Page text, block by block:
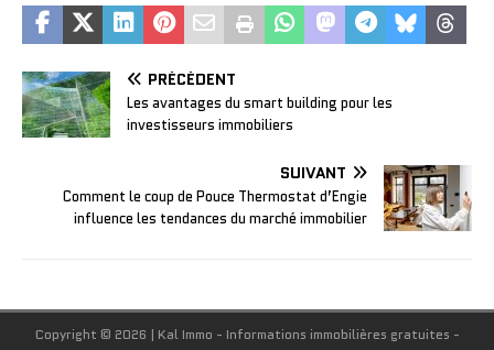
PRÉCÉDENT
Les avantages du smart building pour les
investisseurs immobiliers
SUIVANT
Comment le coup de Pouce Thermostat d’Engie
influence les tendances du marché immobilier
Copyright © 2026 | Kal Immo - Informations immobilières gratuites -